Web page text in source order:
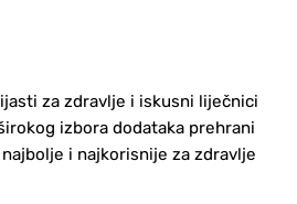
za zdravlje i iskusni liječnici
izbora dodataka prehrani
i najkorisnije za zdravlje